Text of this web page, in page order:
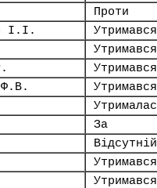
Проти
І.І.
Утримався
Утримався
Утримався
Ф.В.
Утримався
За
Відсутній
Утримався
Утримався